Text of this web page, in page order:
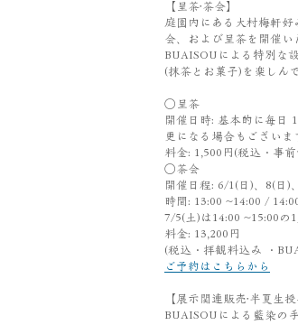
【呈茶·茶会】
庭園内にある大村梅軒
会、および呈茶を開催い
BUAISOUによる特別な
(抹茶とお菓子)を楽しん
○呈茶
開催日時: 基本的に毎日
更になる場合もございま
料金: 1,500円 (税込・事
○茶会
開催日程: 6/1(日)、8(日)
時間: 13:00 ~14:00 /
7/5(土)は14:00 ~15:00の
料金: 13,200円
(税込・拝観料込み ・
ご予約はこちらから
【展示関連販売·半夏生授
BUAISOUによる藍染の